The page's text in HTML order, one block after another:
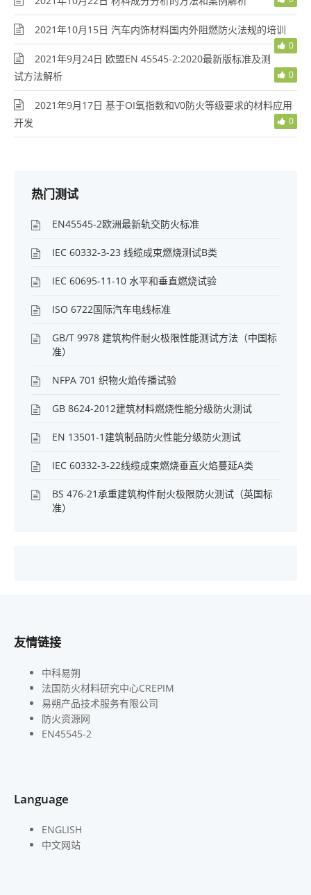
2021年10月15日 汽车内饰材料国内外阻燃防火法规的培训
0
2021年9月24日 欧盟EN 45545-2:2020最新版标准及测
试方法解析
0
2021年9月17日 基于OI氧指数和V0防火等级要求的材料应用
开发
0
热门测试
EN45545-2欧洲最新轨交防火标准
IEC 60332-3-23 线缆成束燃烧测试B类
IEC 60695-11-10 水平和垂直燃烧试验
ISO 6722国际汽车电线标准
GB/T 9978 建筑构件耐火极限性能测试方法（中国标
准）
NFPA 701 织物火焰传播试验
GB 8624-2012建筑材料燃烧性能分级防火测试
EN 13501-1建筑制品防火性能分级防火测试
IEC 60332-3-22线缆成束燃烧垂直火焰蔓延A类
BS 476-21承重建筑构件耐火极限防火测试（英国标
准）
友情链接
中科易朔
法国防火材料研究中心CREPIM
易朔产品技术服务有限公司
防火资源网
EN45545-2
Language
ENGLISH
中文网站